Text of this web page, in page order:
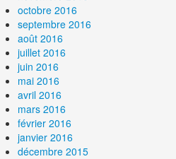
octobre 2016
septembre 2016
août 2016
juillet 2016
juin 2016
mai 2016
avril 2016
mars 2016
février 2016
janvier 2016
décembre 2015